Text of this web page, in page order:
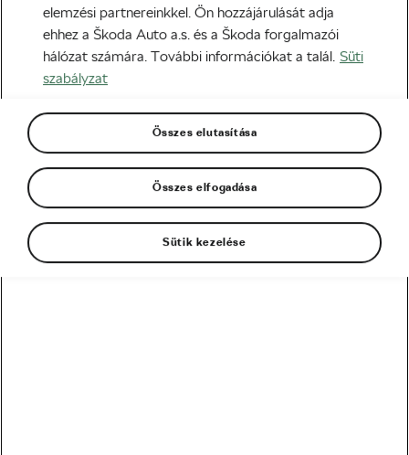
elemzési partnereinkkel. Ön hozzájárulását adja
ehhez a Škoda Auto a.s. és a Škoda forgalmazói
hálózat számára. További információkat a talál. Süti
szabályzat
Összes elutasítása
Összes elfogadása
Sütik kezelése